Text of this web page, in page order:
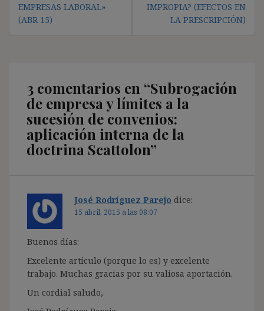
EMPRESAS LABORAL»
(ABR 15)
IMPROPIA? (EFECTOS EN
LA PRESCRIPCIÓN)
3 comentarios en “Subrogación
de empresa y límites a la
sucesión de convenios:
aplicación interna de la
doctrina Scattolon”
José Rodríguez Parejo dice:
15 abril, 2015 a las 08:07
Buenos días:
Excelente artículo (porque lo es) y excelente
trabajo. Muchas gracias por su valiosa aportación.
Un cordial saludo,